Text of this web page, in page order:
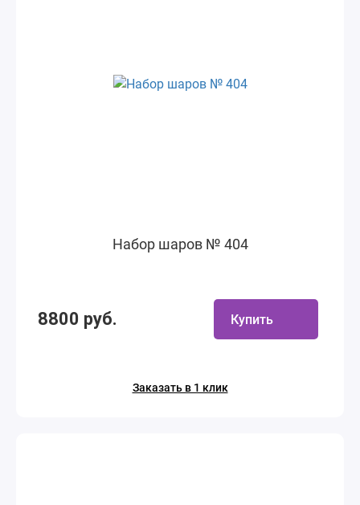
Набор шаров № 404
8800 руб. Купить
Заказать в 1 клик